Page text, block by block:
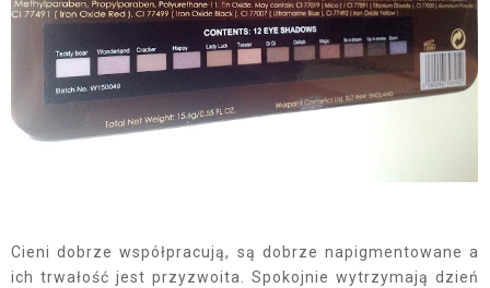
Cieni dobrze współpracują, są dobrze napigmentowane a
ich trwałość jest przyzwoita. Spokojnie wytrzymają dzień